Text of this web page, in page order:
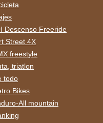
Descenso Freeride
Street 4X
freestyle
triatlon
todo
Bikes
All mountain